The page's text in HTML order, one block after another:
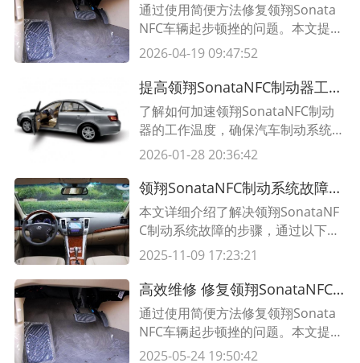
通过使用简便方法修复领翔Sonata
NFC车辆起步顿挫的问题。本文提供
了一种高效维修方案，并介绍了相关
2026-04-19 09:47:52
提高领翔SonataNFC制动器工作温度的实用方法，让驾驶更安全
了解如何加速领翔SonataNFC制动
器的工作温度，确保汽车制动系统效
果更好，驾驶更加安全可靠。通过本
器的温度，从而增加制动器的性能和
响应速度。
2026-01-28 20:36:42
领翔SonataNFC制动系统故障解决步骤详解
本文详细介绍了解决领翔SonataNF
C制动系统故障的步骤，通过以下步
骤可以帮助您快速解决相关问题，确
2025-11-09 17:23:21
高效维修 修复领翔SonataNFC车辆起步顿挫的简便方法
通过使用简便方法修复领翔Sonata
NFC车辆起步顿挫的问题。本文提供
了一种高效维修方案，并介绍了相关
2025-05-24 19:50:42